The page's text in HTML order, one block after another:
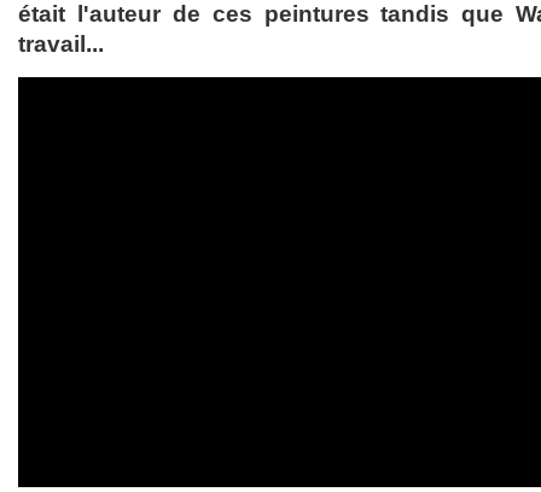
était l'auteur de ces peintures tandis que
travail...